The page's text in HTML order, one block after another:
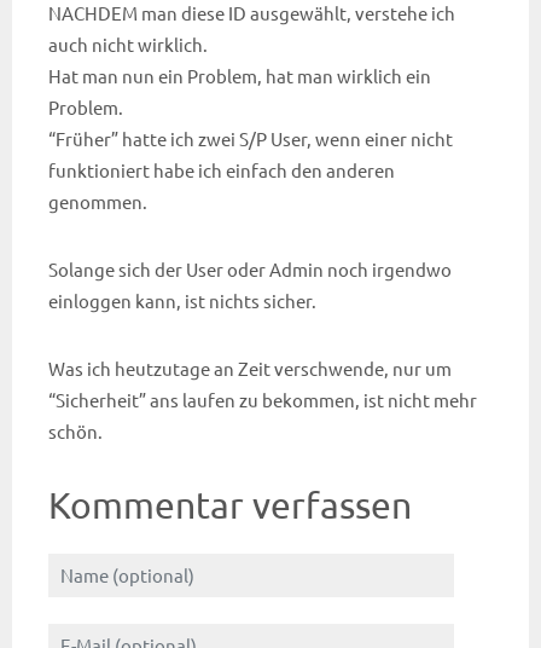
NACHDEM man diese ID ausgewählt, verstehe ich
auch nicht wirklich.
Hat man nun ein Problem, hat man wirklich ein
Problem.
“Früher” hatte ich zwei S/P User, wenn einer nicht
funktioniert habe ich einfach den anderen
genommen.
Solange sich der User oder Admin noch irgendwo
einloggen kann, ist nichts sicher.
Was ich heutzutage an Zeit verschwende, nur um
“Sicherheit” ans laufen zu bekommen, ist nicht mehr
schön.
Kommentar verfassen